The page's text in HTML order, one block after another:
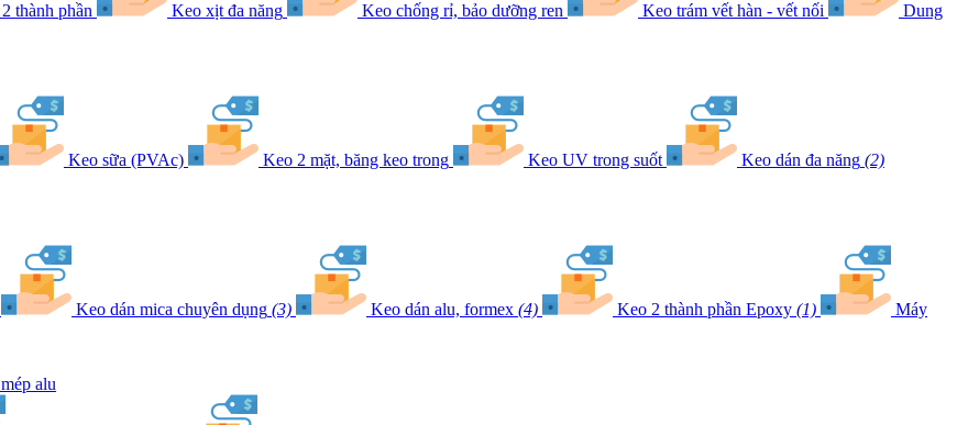
thành phần Keo xịt đa năng Keo chống rỉ, bảo dưỡng ren Keo trám vết hàn - vết nối Dung
Keo sữa (PVAc) Keo 2 mặt, băng keo trong Keo UV trong suốt Keo dán đa năng (2)
Keo dán mica chuyên dụng (3) Keo dán alu, formex (4) Keo 2 thành phần Epoxy (1) Máy
alu